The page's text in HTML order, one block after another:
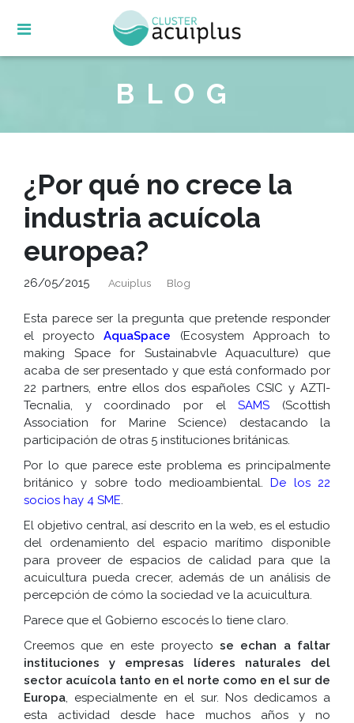
BLOG
¿Por qué no crece la
industria acuícola
europea?
26/05/2015 Acuiplus Blog
Esta parece ser la pregunta que pretende responder
el proyectoAquaSpace (Ecosystem Approach to
making Space for Sustainabvle Aquaculture) que
acaba de ser presentado y que está conformado por
22 partners, entre ellos dos españoles CSIC y AZTI-
Tecnalia, y coordinado por elSAMS (Scottish
Association for Marine Science) destacando la
participación de otras 5 instituciones británicas.
Por lo que parece este problema es principalmente
británico y sobre todo medioambiental.
De los 22
socios hay 4 SME
El objetivo central, así descrito en la web, es el estudio
del ordenamiento del espacio marítimo disponible
para proveer de espacios de calidad para que la
acuicultura pueda crecer, además de un análisis de
percepción de cómo la sociedad ve la acuicultura.
Parece que el Gobierno escocés lo tiene claro.
Creemos que en este proyecto se echan a faltar
instituciones y empresas líderes naturales del
sector acuícola tanto en el norte como en el sur de
Europa , especialmente en el sur. Nos dedicamos a
esta actividad desde hace muchos años y no